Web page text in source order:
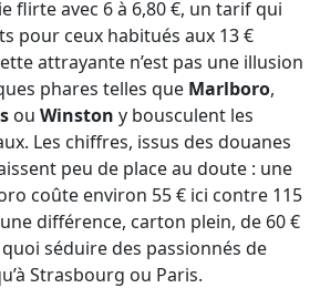
flirte avec 6 à 6,80 €, un tarif qui
pour ceux habitués aux 13 €
attrayante n’est pas une illusion
phares telles que Marlboro,
ouWinston y bousculent les
Les chiffres, issus des douanes
peu de place au doute : une
coûte environ 55 € ici contre 115
différence, carton plein, de 60 €
séduire des passionnés de
Strasbourg ou Paris.